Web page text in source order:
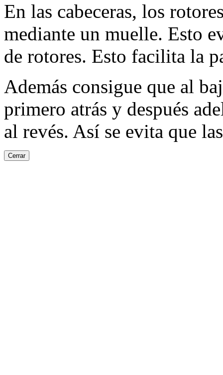
En las cabeceras, los
mediante un muelle. Esto
de rotores. Esto facilita la
Además consigue que al
primero atrás y después
al revés. Así se evita que
Cerrar